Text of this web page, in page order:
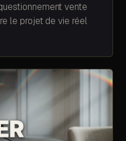
vente
le projet de vie réel